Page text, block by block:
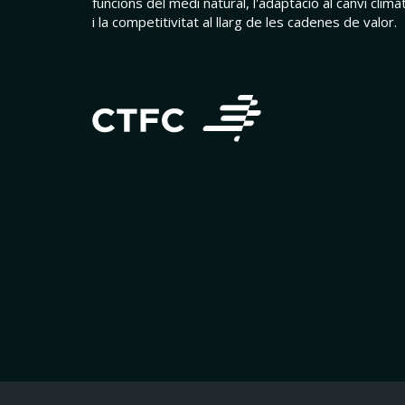
i la competitivitat al llarg de les cadenes de valor.